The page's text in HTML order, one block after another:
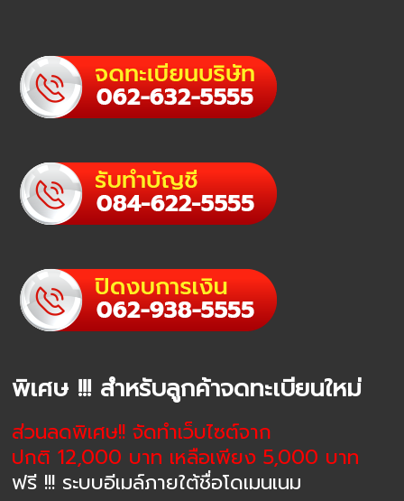
พิเศษ !!! สำหรับลูกค้าจดทะเบียนใหม่
ส่วนลดพิเศษ!! จัดทำเว็บไซต์จาก
ปกติ 12,000 บาท เหลือเพียง 5,000 บาท
ฟรี !!! ระบบอีเมล์ภายใต้ชื่อโดเมนเนม